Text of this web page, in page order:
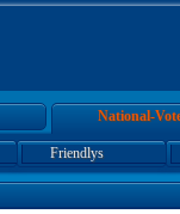
National-
Friendlys